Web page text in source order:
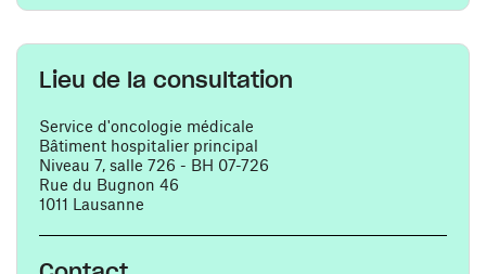
Lieu de la consultation
Service d'oncologie médicale
Bâtiment hospitalier principal
Niveau 7, salle 726 - BH 07-726
Rue du Bugnon 46
1011 Lausanne